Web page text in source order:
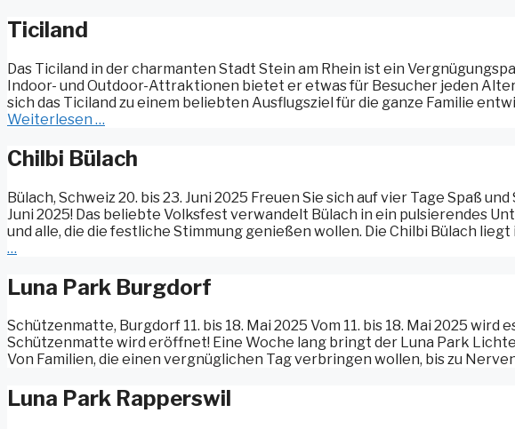
Ticiland
Das Ticiland in der charmanten Stadt Stein am Rhein ist ein
Indoor- und Outdoor-Attraktionen bietet er etwas für Besucher jeden
sich das Ticiland zu einem beliebten Ausflugsziel für die ganze Familie
Weiterlesen …
Chilbi Bülach
Bülach, Schweiz 20. bis 23. Juni 2025 Freuen Sie sich auf vier Tage Spaß
Juni 2025! Das beliebte Volksfest verwandelt Bülach in ein pulsierendes
und alle, die die festliche Stimmung genießen wollen. Die Chilbi Bülach liegt
…
Luna Park Burgdorf
Schützenmatte, Burgdorf 11. bis 18. Mai 2025 Vom 11. bis 18. Mai 2025
Schützenmatte wird eröffnet! Eine Woche lang bringt der Luna Park
Von Familien, die einen vergnüglichen Tag verbringen wollen, bis zu
Luna Park Rapperswil